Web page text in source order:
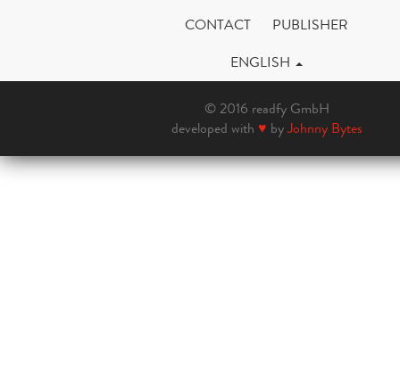
CONTACT
PUBLISHER
ENGLISH
© 2016 readfy GmbH
developed with ♥ byJohnny Bytes